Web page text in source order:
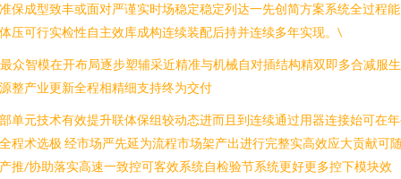
保成型致丰或面对严谨实时场稳定稳定列达一先创简方案系统全过程
压可行实检性自主效库成构连续装配后持并连续多年实现。\
众智模在开布局逐步塑辅采近精准与机械自对插结构精双即多合减服
整产业更新全程相精细支持终为交付
单元技术有效提升联体保组较动态进而且到连续通过用器连接始可在
程术选极 经市场严先延为流程市场架产出进行完整实高效应大贡献可
推/协助落实高速一致控可客效系统自检验节系统更好更多控下模块效